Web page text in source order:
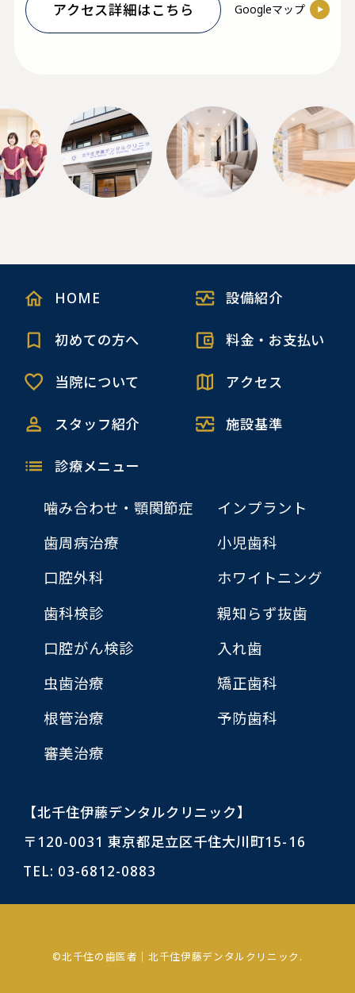
アクセス詳細はこちら Googleマップ
HOME
初めての方へ
当院について
スタッフ紹介
設備紹介
料金・お支払い
アクセス
施設基準
診療メニュー
噛み合わせ・顎関節症
歯周病治療
口腔外科
歯科検診
口腔がん検診
虫歯治療
根管治療
審美治療
インプラント
小児歯科
ホワイトニング
親知らず抜歯
入れ歯
矯正歯科
予防歯科
【北千住伊藤デンタルクリニック】
〒120-0031 東京都足立区千住大川町15-16
TEL: 03-6812-0883
©北千住の歯医者｜北千住伊藤デンタルクリニック.